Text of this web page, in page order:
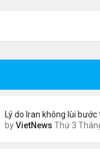
Lý do Iran không lùi bước
byVietNews Thứ 3 Tháng 8 04,